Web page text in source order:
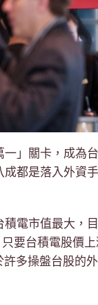
」關卡，成為
都是落入外資
電市值最大，
要台積電股價
多操盤台股的